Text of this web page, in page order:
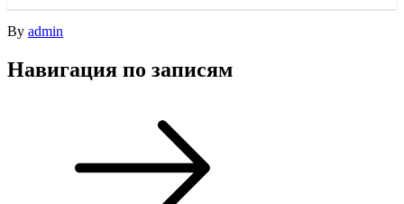
By admin
Навигация по записям